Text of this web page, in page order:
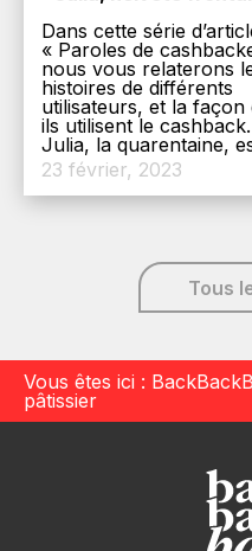
Dans cette série
« Paroles de
nous vous relaterons
histoires de différents
utilisateurs, et la façon
ils utilisent le cashback.
Julia, la quarentaine,
23 février, 2023
Tous
Vous êtes ici :
pâtissier